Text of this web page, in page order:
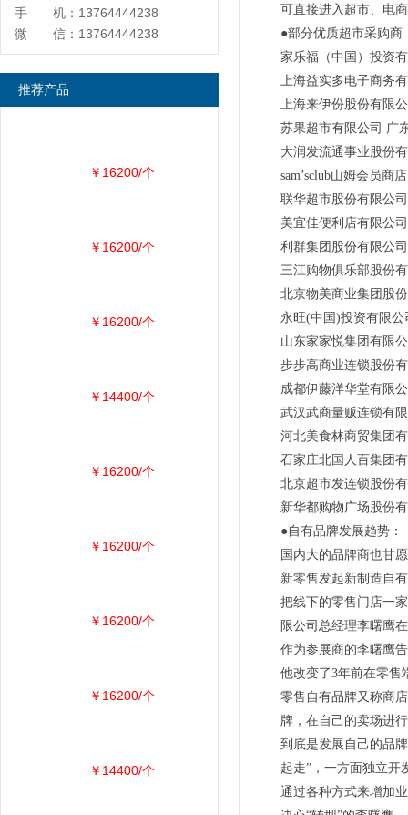
可直接进入超市、电
●部分优质超市采购商
家乐福（中国）投资
上海益实多电子商务
上海来伊份股份有限
苏果超市有限公司 广
大润发流通事业股份
sam’sclub山姆会员商
联华超市股份有限公
美宜佳便利店有限公
利群集团股份有限公
三江购物俱乐部股份
北京物美商业集团股
永旺(中国)投资有限
山东家家悦集团有限
步步高商业连锁股份
成都伊藤洋华堂有限
武汉武商量贩连锁有
河北美食林商贸集团
石家庄北国人百集团
北京超市发连锁股份
新华都购物广场股份
●自有品牌发展趋势：
国内大的品牌商也甘
新零售发起新制造自
把线下的零售门店一
限公司总经理李曙鹰
作为参展商的李曙鹰
他改变了3年前在零售
零售自有品牌又称商
牌，在自己的卖场进
到底是发展自己的品
起走”，一方面独立开
通过各种方式来增加
手 机：13764444238
微 信：13764444238
推荐产品
￥16200/个
￥16200/个
￥16200/个
￥14400/个
￥16200/个
￥16200/个
￥16200/个
￥16200/个
￥14400/个